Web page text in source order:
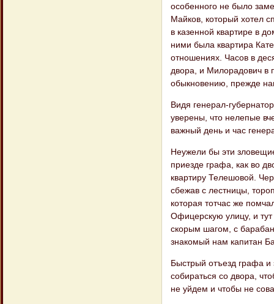
особенного не было
Майков, который хотел
в казенной квартире в
ними была квартира
отношениях. Часов в
двора, и Милорадович в
обыкновению, прежде
Видя генерал-
уверены, что нелепые
важный день и час
Неужели бы эти
приезде графа, как во
квартиру Телешовой.
сбежав с лестницы,
которая тотчас же
Офицерскую улицу, и
скорым шагом, с
знакомый нам капитан
Быстрый отъезд графа
собираться со двора,
не уйдем и чтобы не